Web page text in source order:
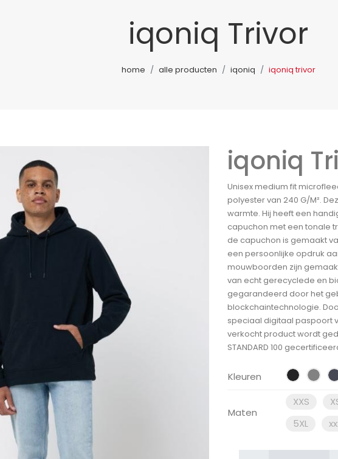
iqoniq Trivor
home alle producten iqoniq iqoniq trivor
iqoniq
Unisex medium fit
polyester van 240 G/M².
warmte. Hij heeft een
capuchon met een tonale
de capuchon is gemaakt
een persoonlijke opdruk
mouwboorden zijn
van echt gerecyclede en
gegarandeerd door het
blockchaintechnologie.
speciaal digitaal paspoort
verkocht product wordt
STANDARD 100
Kleuren
Maten
XXS
5XL